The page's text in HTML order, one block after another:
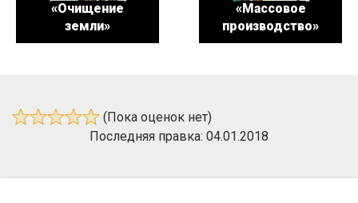
«Очищение
земли»
«Массовое
производство»
(Пока оценок нет)
Последняя правка: 04.01.2018